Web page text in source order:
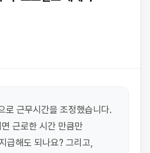
로 근무시간을 조정했습니다.
근로한 시간 만큼만
급해도 되나요? 그리고,